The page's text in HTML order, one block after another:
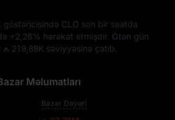
göstəricisində CLO son bir saatda
+2,28% hərəkət etmişdir. Ötən gün
₼ 219,89K səviyyəsinə çatıb.
Məlumatları
Bazar Dəyəri